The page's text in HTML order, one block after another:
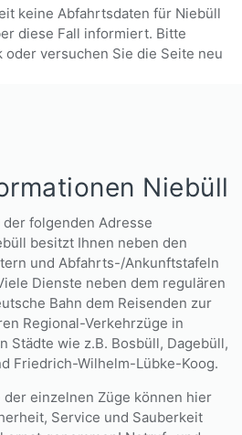
keine Abfahrtsdaten für Niebüll
diese Fall informiert. Bitte
oder versuchen Sie die Seite neu
Niebüll
folgenden Adresse
besitzt Ihnen neben den
und Abfahrts-/Ankunftstafeln
Dienste neben dem regulären
Bahn dem Reisenden zur
Regional-Verkehrzüge in
Städte wie z.B. Bosbüll, Dagebüll,
Friedrich-Wilhelm-Lübke-Koog.
einzelnen Züge können hier
Service und Sauberkeit